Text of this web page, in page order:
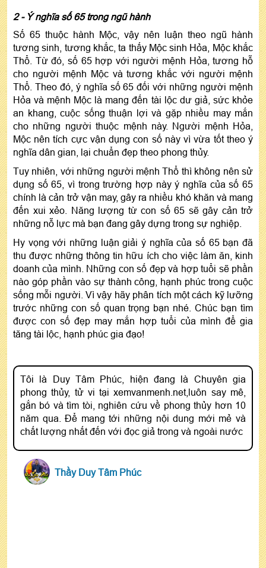
2 - Ý nghĩa số 65 trong ngũ hành
Số 65 thuộc hành Mộc, vậy nên luận theo ngũ hành
tương sinh, tương khắc, ta thấy Mộc sinh Hỏa, Mộc khắc
Thổ. Từ đó, số 65 hợp với người mệnh Hỏa, tương hỗ
cho người mệnh Mộc và tương khắc với người mệnh
Thổ. Theo đó, ý nghĩa số 65 đối với những người mệnh
Hỏa và mệnh Mộc là mang đến tài lộc dư giả, sức khỏe
an khang, cuộc sống thuận lợi và gặp nhiều may mắn
cho những người thuộc mệnh này. Người mệnh Hỏa,
Mộc nên tích cực vận dụng con số này vì vừa tốt theo ý
nghĩa dân gian, lại chuẩn đẹp theo phong thủy.
Tuy nhiên, với những người mệnh Thổ thì không nên sử
dụng số 65, vì trong trường hợp này ý nghĩa của số 65
chính là cản trở vận may, gây ra nhiều khó khăn và mang
đến xui xẻo. Năng lượng từ con số 65 sẽ gây cản trở
những nỗ lực mà bạn đang gây dựng trong sự nghiệp.
Hy vọng với những luận giải ý nghĩa của số 65 bạn đã
thu được những thông tin hữu ích cho việc làm ăn, kinh
doanh của mình. Những con số đẹp và hợp tuổi sẽ phần
nào góp phần vào sự thành công, hạnh phúc trong cuộc
sống mỗi người. Vì vậy hãy phân tích một cách kỹ lưỡng
trước những con số quan trọng bạn nhé. Chúc bạn tìm
được con số đẹp may mắn hợp tuổi của mình để gia
tăng tài lộc, hạnh phúc gia đạo!
Tôi là Duy Tâm Phúc, hiện đang là Chuyên gia
phong thủy, tử vi tại xemvanmenh.net,luôn say mê,
gắn bó và tìm tòi, nghiên cứu về phong thủy hơn 10
năm qua. Để mang tới những nội dung mới mẻ và
chất lượng nhất đến với đọc giả trong và ngoài nước
Thầy Duy Tâm Phúc